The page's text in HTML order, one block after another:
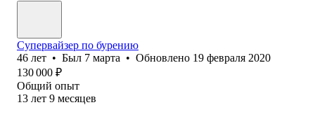
Супервайзер по бурению
46 лет • Был 7 марта • Обновлено 19 февраля 2020
130 000 ₽
Общий опыт
13 лет 9 месяцев